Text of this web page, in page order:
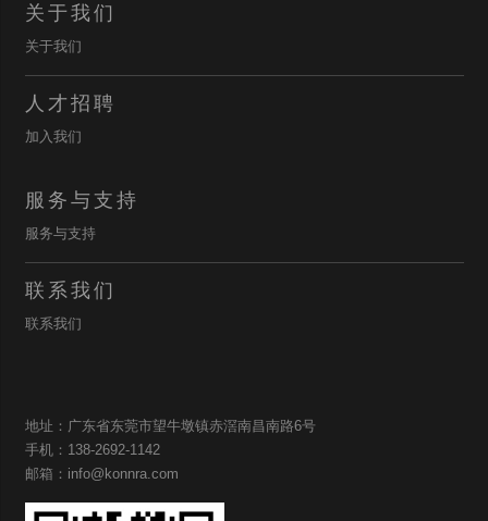
关于我们
关于我们
人才招聘
加入我们
服务与支持
服务与支持
联系我们
联系我们
地址：广东省东莞市望牛墩镇赤滘南昌南路6号
手机：138-2692-1142
邮箱：info@konnra.com